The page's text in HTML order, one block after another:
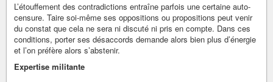
L’étouffement des contradictions entraîne parfois une certaine auto-
censure. Taire soi-même ses oppositions ou propositions peut venir
du constat que cela ne sera ni discuté ni pris en compte. Dans ces
conditions, porter ses désaccords demande alors bien plus d’énergie
et l’on préfère alors s’abstenir.
Expertise militante